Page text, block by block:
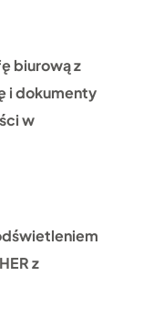
biurową z
i dokumenty
w
z